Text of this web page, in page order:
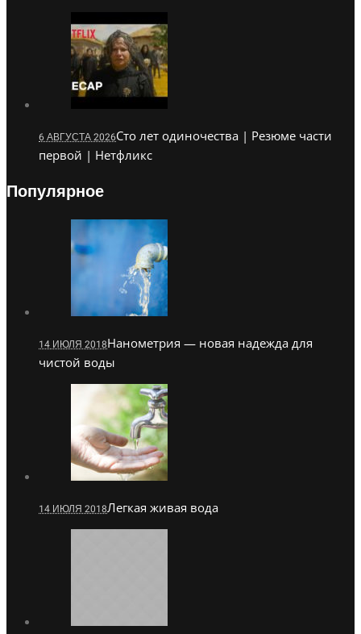
6 АВГУСТА 2026Сто лет одиночества | Резюме части
первой | Нетфликс
Популярное
14 ИЮЛЯ 2018Нанометрия — новая надежда для
чистой воды
14 ИЮЛЯ 2018Легкая живая вода